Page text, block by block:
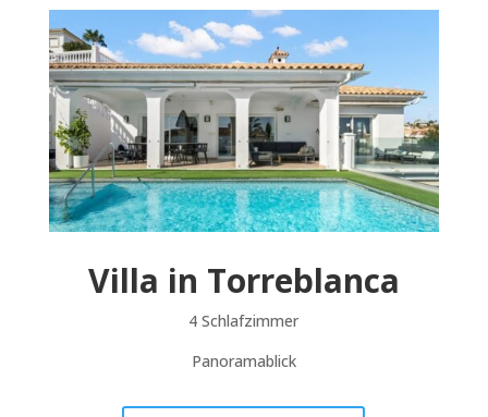
Villa in Torreblanca
4 Schlafzimmer
Panoramablick